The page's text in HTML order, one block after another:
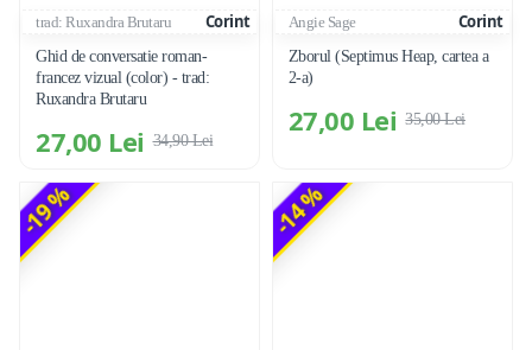
trad: Ruxandra Brutaru Corint
Ghid de conversatie roman-
francez vizual (color) - trad:
Ruxandra Brutaru
27,00 Lei 34,90 Lei
Angie Sage Corint
Zborul (Septimus Heap, cartea a
2-a)
27,00 Lei 35,00 Lei
-19 % -14 %